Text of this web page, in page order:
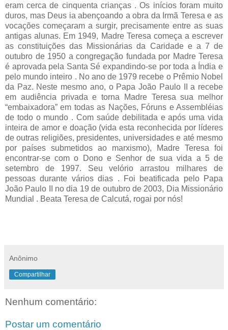
eram cerca de cinquenta crianças . Os inícios foram muito
duros, mas Deus ia abençoando a obra da Irmã Teresa e as
vocações começaram a surgir, precisamente entre as suas
antigas alunas. Em 1949, Madre Teresa começa a escrever
as constituições das Missionárias da Caridade e a 7 de
outubro de 1950 a congregação fundada por Madre Teresa
é aprovada pela Santa Sé expandindo-se por toda a Índia e
pelo mundo inteiro . No ano de 1979 recebe o Prêmio Nobel
da Paz. Neste mesmo ano, o Papa João Paulo II a recebe
em audiência privada e torna Madre Teresa sua melhor
“embaixadora” em todas as Nações, Fóruns e Assembléias
de todo o mundo . Com saúde debilitada e após uma vida
inteira de amor e doação (vida esta reconhecida por líderes
de outras religiões, presidentes, universidades e até mesmo
por países submetidos ao marxismo), Madre Teresa foi
encontrar-se com o Dono e Senhor de sua vida a 5 de
setembro de 1997. Seu velório arrastou milhares de
pessoas durante vários dias . Foi beatificada pelo Papa
João Paulo II no dia 19 de outubro de 2003, Dia Missionário
Mundial . Beata Teresa de Calcutá, rogai por nós!
Anônimo
Compartilhar
Nenhum comentário:
Postar um comentário